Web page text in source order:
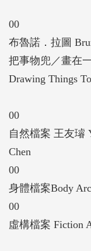
00
布魯諾．拉圖
把事物兜／畫在
Drawing Things
00
自然檔案 王友璿
Chen
00
身體檔案Body
00
虛構檔案 Fiction